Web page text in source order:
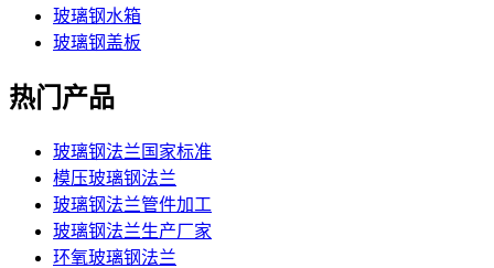
玻璃钢水箱
玻璃钢盖板
热门产品
玻璃钢法兰国家标准
模压玻璃钢法兰
玻璃钢法兰管件加工
玻璃钢法兰生产厂家
环氧玻璃钢法兰